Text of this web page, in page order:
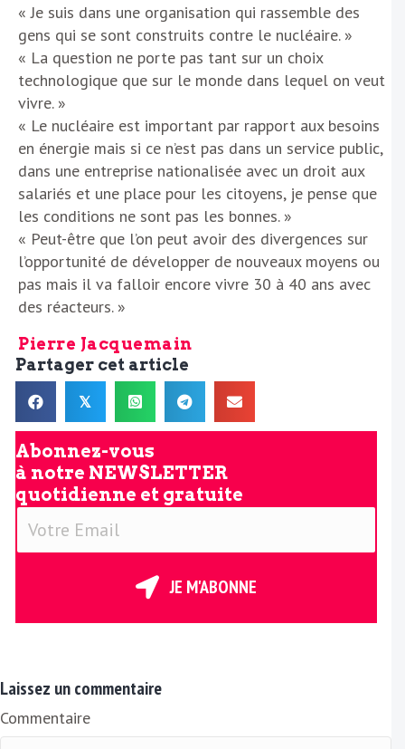
« Je suis dans une organisation qui rassemble des
gens qui se sont construits contre le nucléaire. »
« La question ne porte pas tant sur un choix
technologique que sur le monde dans lequel on veut
vivre. »
« Le nucléaire est important par rapport aux besoins
en énergie mais si ce n’est pas dans un service public,
dans une entreprise nationalisée avec un droit aux
salariés et une place pour les citoyens, je pense que
les conditions ne sont pas les bonnes. »
« Peut-être que l’on peut avoir des divergences sur
l’opportunité de développer de nouveaux moyens ou
pas mais il va falloir encore vivre 30 à 40 ans avec
des réacteurs. »
Pierre Jacquemain
Partager cet article
𝕏
Abonnez-vous
à notre NEWSLETTER
quotidienne et gratuite
V
E
i
l
JE M'ABONNE
Laissez un commentaire
Commentaire